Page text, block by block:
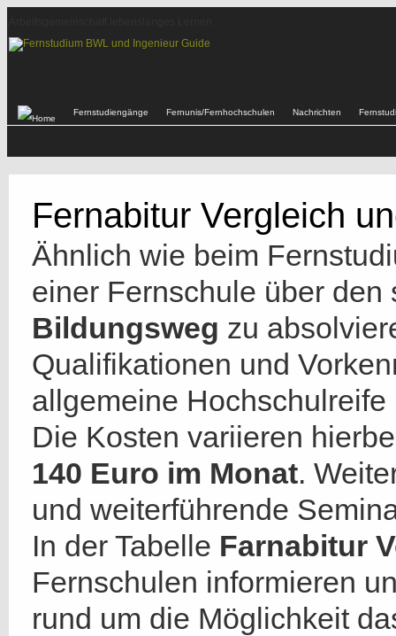
Fernstudiengänge Fernunis/Fernhochschulen Nachrichten
Fernabitur Vergleich
Ähnlich wie beim
einer Fernschule über
Bildungsweg zu
Qualifikationen und
allgemeine
Die Kosten variieren
140 Euro im Monat.
und weiterführende
In der Tabelle Farnabitur
Fernschulen informieren
rund um die Möglichkeit